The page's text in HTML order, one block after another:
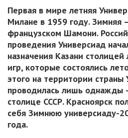
Первая в мире летняя
Милане в 1959 году. Зимняя
французском Шамони.
проведения Универсиад
назначения Казани
игр, которые состоялись
этого на территории страны
проводилась лишь однажды
столице СССР. Красноярск
себя Зимнюю универсиаду-
года.